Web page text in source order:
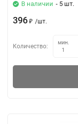
В наличии - 5 шт.
396 ₽ /шт.
Количество:
мин.
1